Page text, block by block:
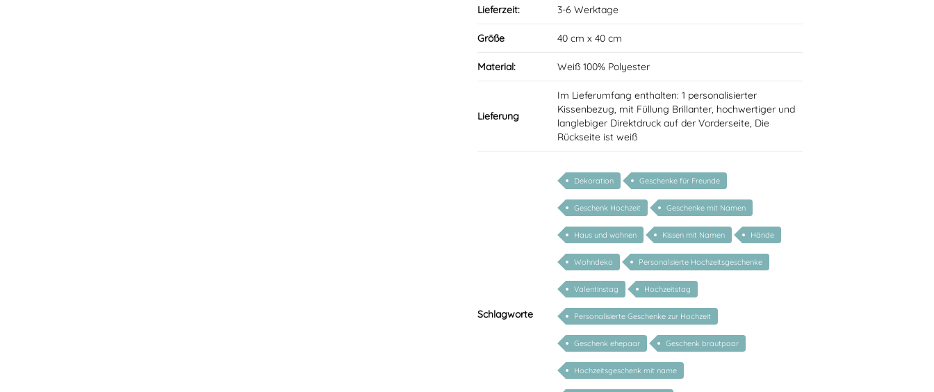
Lieferzeit: 3-6 Werktage
Größe 40 cm x 40 cm
Material: Weiß 100% Polyester
Lieferung
Im Lieferumfang enthalten: 1 personalisierter
Kissenbezug, mit Füllung Brillanter, hochwertiger und
langlebiger Direktdruck auf der Vorderseite, Die
Rückseite ist weiß
Schlagworte
Dekoration Geschenke für Freunde
Geschenk Hochzeit Geschenke mit Namen
Haus und wohnen Kissen mit Namen Hände
Wohndeko Personalsierte Hochzeitsgeschenke
Valentinstag Hochzeitstag
Personalisierte Geschenke zur Hochzeit
Geschenk ehepaar Geschenk brautpaar
Hochzeitsgeschenk mit name